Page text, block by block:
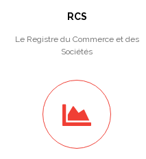
RCS
Le Registre du Commerce et des
Sociétés